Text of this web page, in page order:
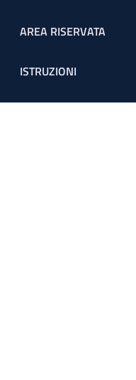
Footer menu
AREA RISERVATA
ISTRUZIONI